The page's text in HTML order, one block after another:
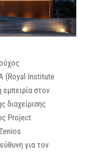
(Royal Institute
στον
διαχείρισης
Project
για τον